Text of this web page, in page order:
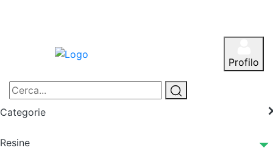
Profilo
Categorie
Resine